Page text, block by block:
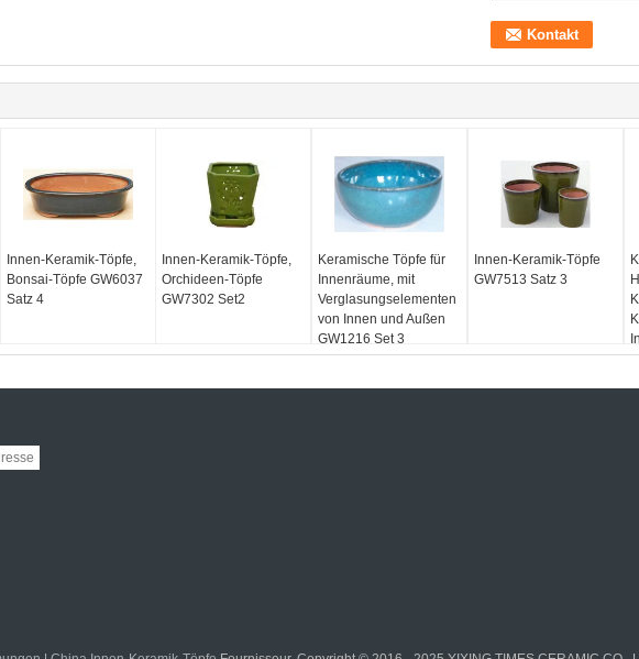
Innen-Keramik-Töpfe,
Bonsai-Töpfe GW6037
Satz 4
Innen-Keramik-Töpfe,
Orchideen-Töpfe
GW7302 Set2
Keramische Töpfe für
Innenräume, mit
Verglasungselementen
von Innen und Außen
GW1216 Set 3
Innen-Keramik-Töpfe
GW7513 Satz 3